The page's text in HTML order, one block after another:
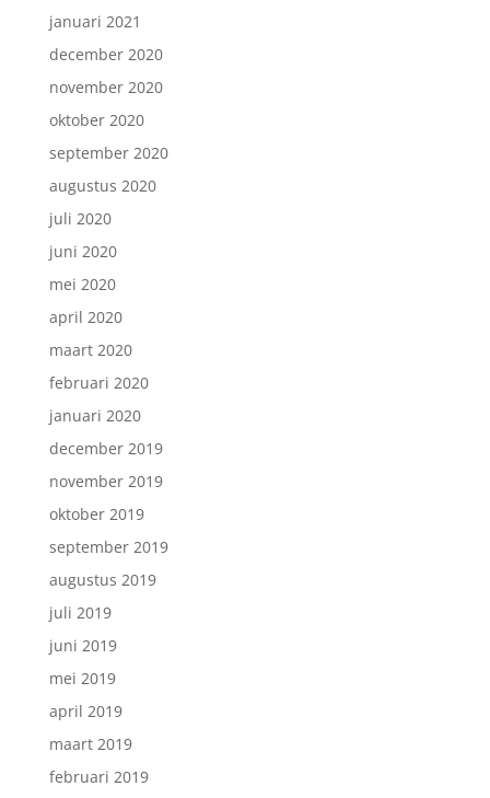
januari 2021
december 2020
november 2020
oktober 2020
september 2020
augustus 2020
juli 2020
juni 2020
mei 2020
april 2020
maart 2020
februari 2020
januari 2020
december 2019
november 2019
oktober 2019
september 2019
augustus 2019
juli 2019
juni 2019
mei 2019
april 2019
maart 2019
februari 2019